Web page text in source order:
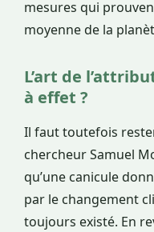
mesures qui
moyenne de la
L’art de
à effet ?
Il faut toutefois
chercheur Samuel
qu’une canicule
par le changement
toujours existé. En